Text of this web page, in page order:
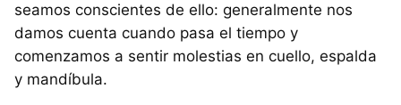
seamos conscientes de ello: generalmente nos
damos cuenta cuando pasa el tiempo y
comenzamos a sentir molestias en cuello, espalda
y mandíbula.